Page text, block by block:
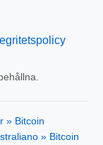
» Bitcoin
» Bitcoin